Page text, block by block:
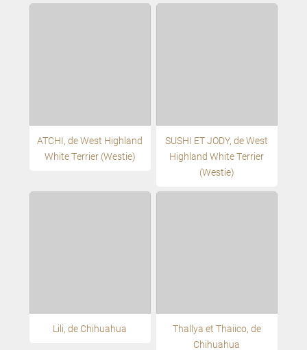
ATCHI, de West Highland
White Terrier (Westie)
SUSHI ET JODY, de West
Highland White Terrier
(Westie)
Lili, de Chihuahua
Thallya et Thaiico, de
Chihuahua